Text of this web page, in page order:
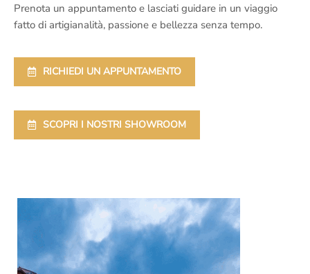
Prenota un appuntamento e lasciati guidare in un viaggio
fatto di artigianalità, passione e bellezza senza tempo.
RICHIEDI UN APPUNTAMENTO
SCOPRI I NOSTRI SHOWROOM